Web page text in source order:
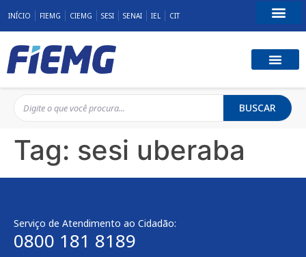
INÍCIO FIEMG CIEMG SESI SENAI IEL CIT
BUSCAR
Tag: sesi uberaba
Serviço de Atendimento ao Cidadão:
0800 181 8189